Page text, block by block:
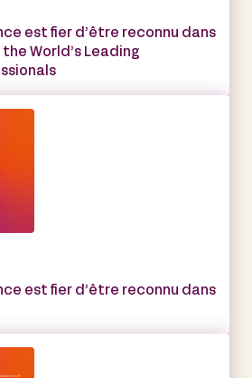
est fier d’être reconnu dans
the World’s Leading
est fier d’être reconnu dans